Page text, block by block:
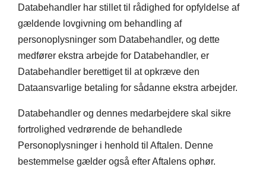
Databehandler har stillet til rådighed for opfyldelse af
gældende lovgivning om behandling af
personoplysninger som Databehandler, og dette
medfører ekstra arbejde for Databehandler, er
Databehandler berettiget til at opkræve den
Dataansvarlige betaling for sådanne ekstra arbejder.
Databehandler og dennes medarbejdere skal sikre
fortrolighed vedrørende de behandlede
Personoplysninger i henhold til Aftalen. Denne
bestemmelse gælder også efter Aftalens ophør.